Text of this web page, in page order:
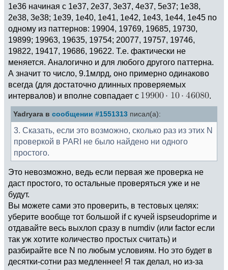
1e36 начиная с 1e37, 2e37, 3e37, 4e37, 5e37; 1e38,
2e38, 3e38; 1e39, 1e40, 1e41, 1e42, 1e43, 1e44, 1e45 по
одному из паттернов: 19904, 19769, 19685, 19730,
19899; 19963, 19635, 19754; 20077, 19757, 19746,
19822, 19417, 19686, 19622. Т.е. фактически не
меняется. Аналогично и для любого другого паттерна.
А значит то число, 9.1млрд, оно примерно одинаково
всегда (для достаточно длинных проверяемых
интервалов) и вполне совпадает с
.
Yadryara в сообщении #1551313 писал(а):
3. Сказать, если это возможно, сколько раз из этих N
проверкой в PARI не было найдено ни одного
простого.
Это невозможно, ведь если первая же проверка не
даст простого, то остальные проверяться уже и не
будут.
Вы можете сами это проверить, в тестовых целях:
уберите вообще тот большой if с кучей ispseudoprime и
отдавайте весь выхлоп сразу в numdiv (или factor если
так уж хотите количество простых считать) и
разбирайте все N по любым условиям. Но это будет в
десятки-сотни раз медленнее! Я так делал, но из-за